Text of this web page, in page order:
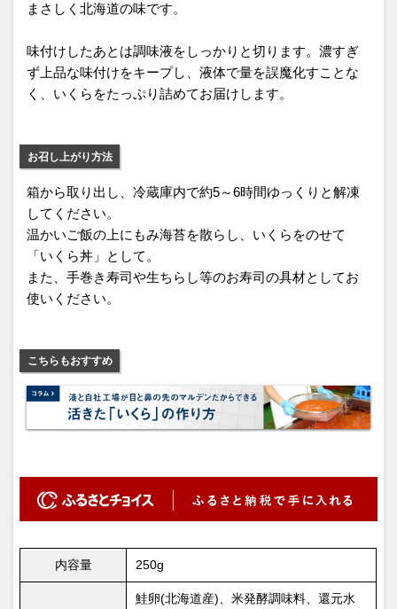
まさしく北海道の味です。
味付けしたあとは調味液をしっかりと切ります。濃すぎ
ず上品な味付けをキープし、液体で量を誤魔化すことな
く、いくらをたっぷり詰めてお届けします。
お召し上がり方法
箱から取り出し、冷蔵庫内で約5～6時間ゆっくりと解凍
してください。
温かいご飯の上にもみ海苔を散らし、いくらをのせて
「いくら丼」として。
また、手巻き寿司や生ちらし等のお寿司の具材としてお
使いください。
こちらもおすすめ
内容量 250g
鮭卵(北海道産)、米発酵調味料、還元水